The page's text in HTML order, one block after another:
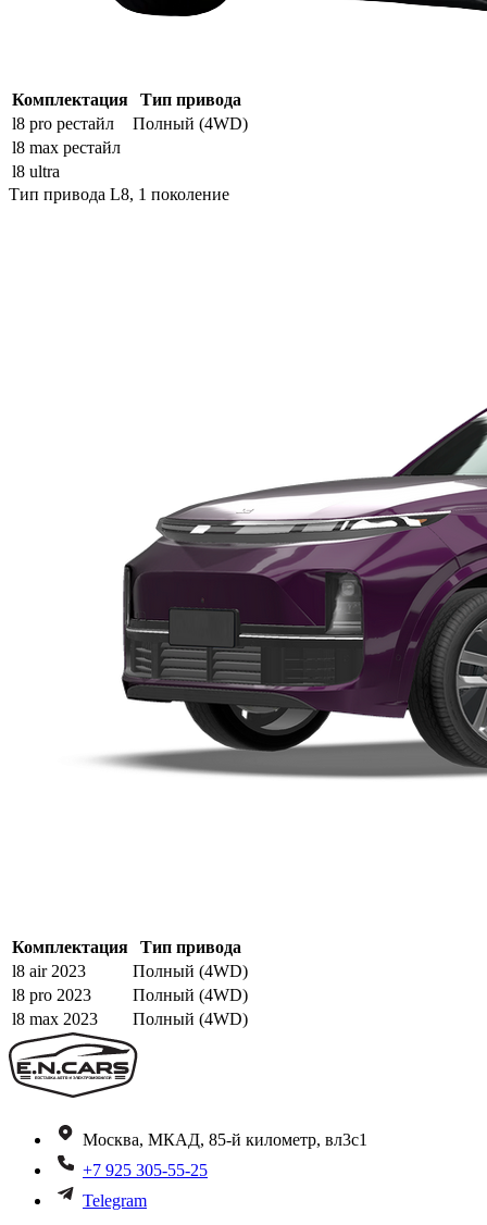
Комплектация
Тип привода
l8 pro рестайл
Полный (4WD)
l8 max рестайл
l8 ultra
Тип привода L8, 1 поколение
Комплектация
Тип привода
l8 air 2023
Полный (4WD)
l8 pro 2023
Полный (4WD)
l8 max 2023
Полный (4WD)
Москва, МКАД, 85-й километр, вл3с1
+7 925 305-55-25
Telegram